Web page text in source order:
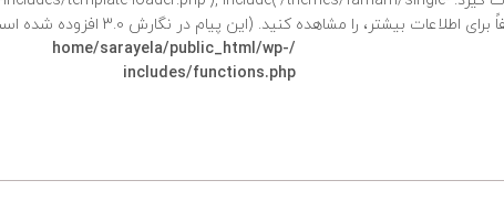
را مشاهده کنید. (این پیام در نگارش 3.0 افزوده شده است.) in
/home/sarayela/public_html/wp-
includes/functions.php